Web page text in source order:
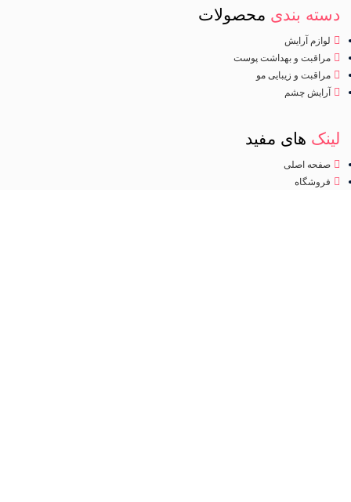
دسته بندی محصولات
لوازم آرایش
مراقبت و بهداشت پوست
مراقبت و زیبایی مو
آرایش چشم
لینک های مفید
صفحه اصلی
فروشگاه